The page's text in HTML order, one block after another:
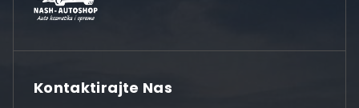
Kontaktirajte Nas